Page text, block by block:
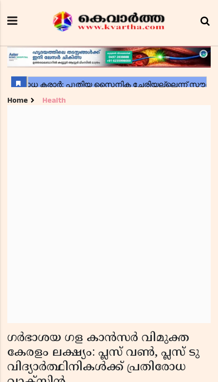
Home Health
ഗർഭാശയ ഗള കാൻസർ വിമുക്ത
കേരളം ലക്ഷ്യം: പ്ലസ് വൺ, പ്ലസ് ടു
വിദ്യാർത്ഥിനികൾക്ക് പ്രതിരോധ